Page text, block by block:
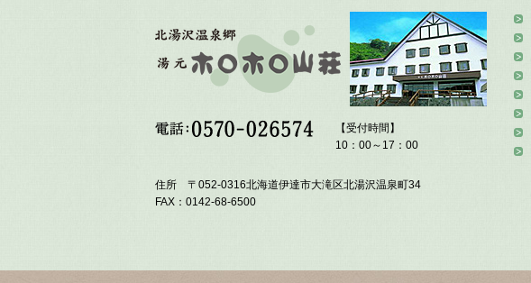
【受付時間】
10：00～17：00
住所 〒052-0316北海道伊達市大滝区北湯沢温泉町34
FAX：0142-68-6500